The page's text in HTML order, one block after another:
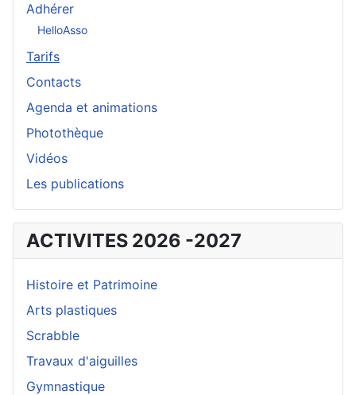
Adhérer
HelloAsso
Tarifs
Contacts
Agenda et animations
Photothèque
Vidéos
Les publications
ACTIVITES 2026 -2027
Histoire et Patrimoine
Arts plastiques
Scrabble
Travaux d'aiguilles
Gymnastique